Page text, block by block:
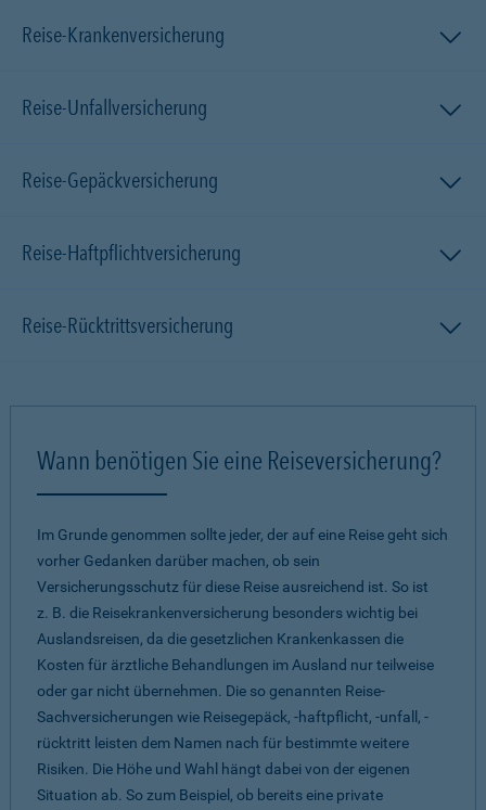
Reise-Krankenversicherung
Reise-Unfallversicherung
Reise-Gepäckversicherung
Reise-Haftpflichtversicherung
Reise-Rücktrittsversicherung
Wann benötigen Sie eine Reiseversicherung?
Im Grunde genommen sollte jeder, der auf eine Reise geht sich
vorher Gedanken darüber machen, ob sein
Versicherungsschutz für diese Reise ausreichend ist. So ist
z. B. die Reisekrankenversicherung besonders wichtig bei
Auslandsreisen, da die gesetzlichen Krankenkassen die
Kosten für ärztliche Behandlungen im Ausland nur teilweise
oder gar nicht übernehmen. Die so genannten Reise-
Sachversicherungen wie Reisegepäck, -haftpflicht, -unfall, -
rücktritt leisten dem Namen nach für bestimmte weitere
Risiken. Die Höhe und Wahl hängt dabei von der eigenen
Situation ab. So zum Beispiel, ob bereits eine private